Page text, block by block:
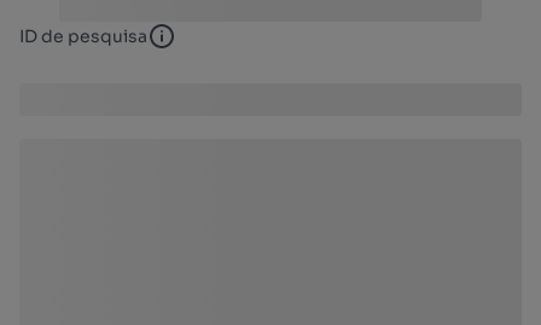
ID de pesquisa ID de pesquisa